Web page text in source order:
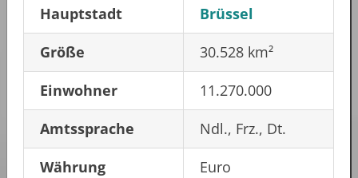
Hauptstadt
Brüssel
Größe
30.528 km²
Einwohner
11.270.000
Amtssprache
Ndl., Frz., Dt.
Währung
Euro